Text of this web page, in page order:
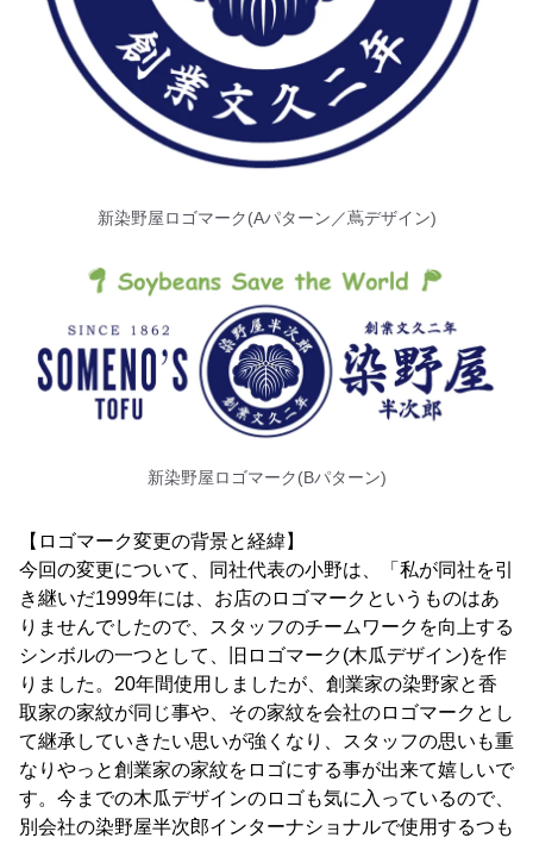
新染野屋ロゴマーク(Aパターン／蔦デザイン)
新染野屋ロゴマーク(Bパターン)
【ロゴマーク変更の背景と経緯】
今回の変更について、同社代表の小野は、「私が同社を引
き継いだ1999年には、お店のロゴマークというものはあ
りませんでしたので、スタッフのチームワークを向上する
シンボルの一つとして、旧ロゴマーク(木瓜デザイン)を作
りました。20年間使用しましたが、創業家の染野家と香
取家の家紋が同じ事や、その家紋を会社のロゴマークとし
て継承していきたい思いが強くなり、スタッフの思いも重
なりやっと創業家の家紋をロゴにする事が出来て嬉しいで
す。今までの木瓜デザインのロゴも気に入っているので、
別会社の染野屋半次郎インターナショナルで使用するつも